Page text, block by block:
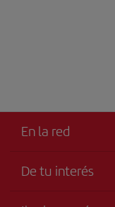
En la red
De tu interés